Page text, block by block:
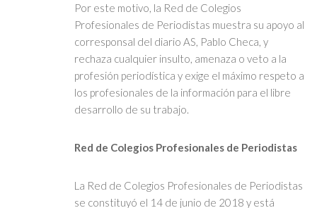
Por este motivo, la Red de Colegios
Profesionales de Periodistas muestra su apoyo al
corresponsal del diario AS, Pablo Checa, y
rechaza cualquier insulto, amenaza o veto a la
profesión periodística y exige el máximo respeto a
los profesionales de la información para el libre
desarrollo de su trabajo.
Red de Colegios Profesionales de Periodistas
La Red de Colegios Profesionales de Periodistas
se constituyó el 14 de junio de 2018 y está